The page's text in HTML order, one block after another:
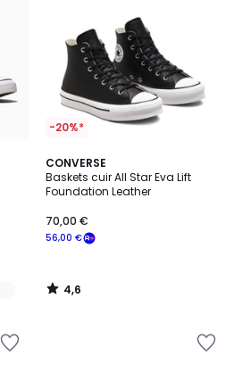
-20%*
CONVERSE
Baskets cuir All Star Eva Lift
Foundation Leather
56,00 €
70,00 €
4,6
/ 5
4,6
/